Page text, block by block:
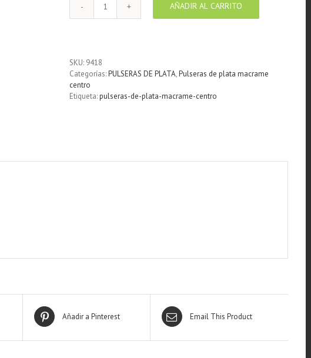
Pulsera
AÑADIR AL CARRITO
SKU: 9418
Categorías:PULSERAS DE PLATA,Pulseras de plata macrame
centro
Etiqueta:pulseras-de-plata-macrame-centro
Añadir a Pinterest Email This Product